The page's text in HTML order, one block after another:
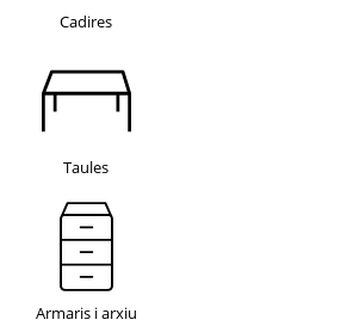
Cadires
Taules
Armaris i arxiu